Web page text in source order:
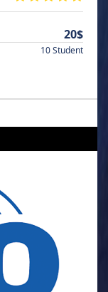
20$
10 Student